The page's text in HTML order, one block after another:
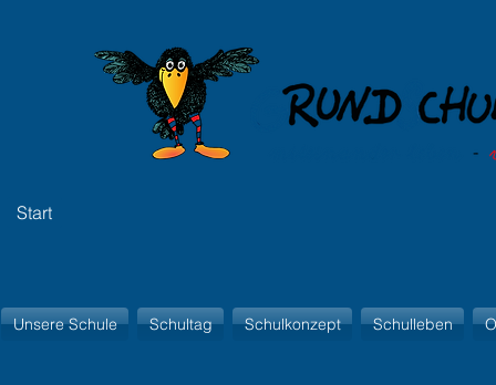
Start
Unsere Schule Schultag Schulkonzept Schulleben